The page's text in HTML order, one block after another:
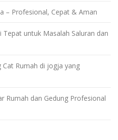
– Profesional, Cepat & Aman
Tepat untuk Masalah Saluran dan
Cat Rumah di jogja yang
Rumah dan Gedung Profesional